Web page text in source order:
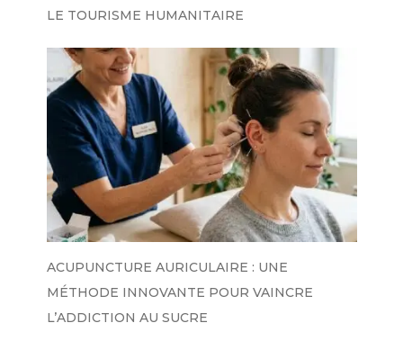
LE TOURISME HUMANITAIRE
ACUPUNCTURE AURICULAIRE : UNE
MÉTHODE INNOVANTE POUR VAINCRE
L’ADDICTION AU SUCRE